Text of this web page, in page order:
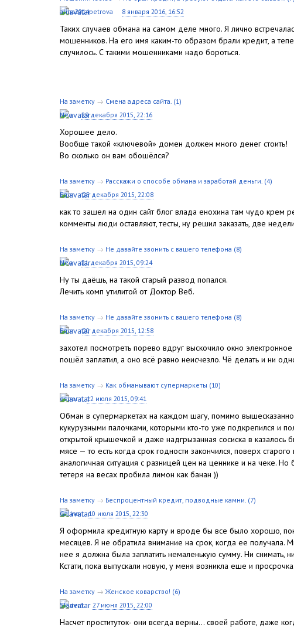
alina2014petrova
8 января 2016, 16:52
Таких случаев обмана на самом деле много. Я лично
мошенников. На его имя каким-то образом брали кредит, а
случилось. С такими мошенниками надо бороться.
На заметку → Смена адреса сайта. (1)
Neo
29 декабря 2015, 22:16
Хорошее дело.
Вообще такой «ключевой» домен должен много денег стоить!
Во сколько он вам обошёлся?
На заметку → Расскажи о способе обмана и заработай деньги. (4)
Egor
25 декабря 2015, 22:08
как то зашел на один сайт блог влада енохина там чудо крем
комменты люди оставляют, тесты, ну решил заказать, две
На заметку → Не давайте звонить с вашего телефона (8)
Neo
21 декабря 2015, 09:24
Ну ты даёшь, на такой старый развод попался.
Лечить комп утилитой от Доктор Веб.
На заметку → Не давайте звонить с вашего телефона (8)
Egor
20 декабря 2015, 12:58
захотел посмотреть порево вдруг выскочило окно
пошёл заплатил, а оно всё равно неисчезло. Чё делать и ни
На заметку → Как обманывают супермаркеты (10)
esper
12 июля 2015, 09:41
Обман в супермаркетах на каждом шагу, помимо
кукурузными палочками, которыми кто-то уже подкрепился и
открытой крышечкой и даже надгрызанная сосиска в казалось
мясе — то есть когда срок годности закончился, поверх
аналогичная ситуация с разницей цен на ценнике и на
тетеря на весах пробила лимон как банан ))
На заметку → Беспроцентный кредит, подводные камни. (7)
Galina
10 июля 2015, 22:30
Я оформила кредитную карту и вроде бы все было хорошо,
месяцев. Я не обратила внимание на срок, когда ее получала.
нее я должна была заплатить немаленькую сумму. Ни снимать,
Кстати, пока выпускали новую, у меня возникла еше и просрочка.
На заметку → Женское коварство! (6)
Slader3
27 июня 2015, 22:00
Насчет проституток- они всегда верны… своей работе, даже